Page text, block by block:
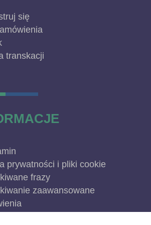
się
transkacji
prywatności i pliki cookie
frazy
zaawansowane